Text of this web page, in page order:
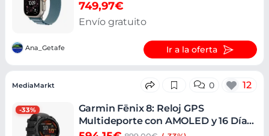
749,97€
Envío gratuito
Ana_Getafe Ir a la oferta
-33%
MediaMarkt 0 12
Garmin Fēnix 8: Reloj GPS
Multideporte con AMOLED y 16 Días
de Batería